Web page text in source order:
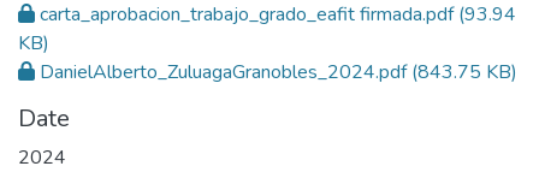
carta_aprobacion_trabajo_grado_eafit firmada.pdf(93.94
KB)
DanielAlberto_ZuluagaGranobles_2024.pdf(843.75 KB)
Date
2024